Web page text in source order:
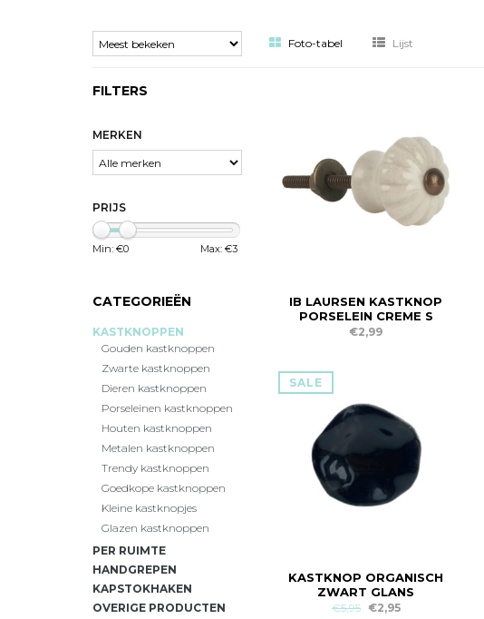
Foto-tabel Lijst
FILTERS
MERKEN
PRIJS
Min: €0 Max: €3
CATEGORIEËN
KASTKNOPPEN
Gouden kastknoppen
Zwarte kastknoppen
Dieren kastknoppen
Porseleinen kastknoppen
Houten kastknoppen
Metalen kastknoppen
Trendy kastknoppen
Goedkope kastknoppen
Kleine kastknopjes
Glazen kastknoppen
PER RUIMTE
HANDGREPEN
KAPSTOKHAKEN
OVERIGE PRODUCTEN
IB LAURSEN KASTKNOP
PORSELEIN CREME S
€2,99
SALE
KASTKNOP ORGANISCH
ZWART GLANS
€5,95 €2,95